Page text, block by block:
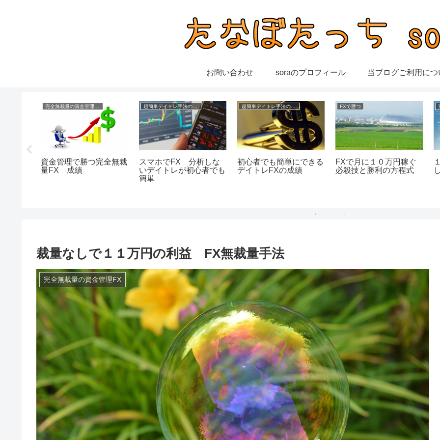
お問い合わせ soraのプロフィール 当ブログご利用につ
資金管理で勝つ完全無裁
量FX 成績
超簡単デイトレ手法の成績
スマホでFX 分析しな
いデイトレが初心者でも
簡単
超簡単デイトレ手法の成績
初心者でも簡単にできる
デイトレFXの成績
FXで勝つ
FXで月に１０万円稼ぐ
必殺技と勝利の方程式
裁量なしで１１万円の利益 FX無裁量手法
完全無裁量の資金管理FX